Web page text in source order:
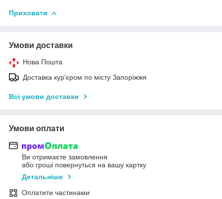
Приховати
Умови доставки
Нова Пошта
Доставка кур'єром по місту Запоріжжя
Всі умови доставки
Умови оплати
Ви отримаєте замовлення
або гроші повернуться на вашу картку
Детальніше
Оплатити частинами